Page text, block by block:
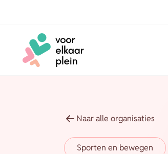
Naar alle organisaties
Sporten en bewegen